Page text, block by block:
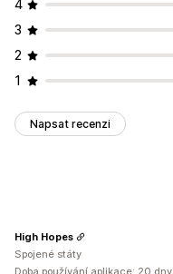
4
3
2
1
Napsat recenzi
High Hopes
Spojené státy
Doba používání aplikace: 20 dny